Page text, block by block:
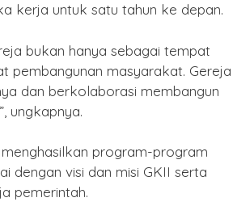
kerja untuk satu tahun ke depan.
bukan hanya sebagai tempat
pembangunan masyarakat. Gereja
dan berkolaborasi membangun
ungkapnya.
program-program
dengan visi dan misi GKII serta
pemerintah.